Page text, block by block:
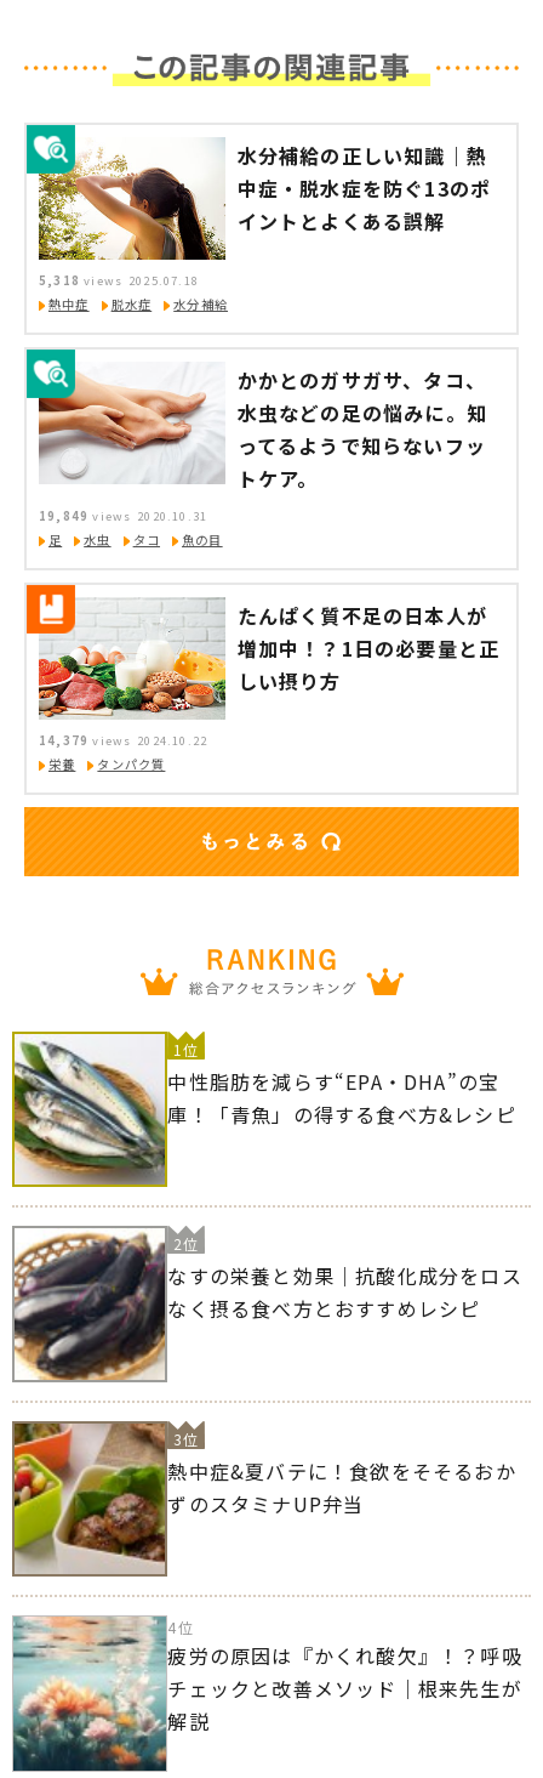
水分補給の正しい知識｜熱
中症・脱水症を防ぐ13のポ
イントとよくある誤解
5,318 views 2025.07.18
熱中症 脱水症 水分補給
かかとのガサガサ、タコ、
水虫などの足の悩みに。知
ってるようで知らないフッ
トケア。
19,849 views 2020.10.31
足 水虫 タコ 魚の目
たんぱく質不足の日本人が
増加中！？1日の必要量と正
しい摂り方
14,379 views 2024.10.22
栄養 タンパク質
1位
中性脂肪を減らす“EPA・DHA”の宝
庫！「青魚」の得する食べ方&レシピ
2位
なすの栄養と効果｜抗酸化成分をロス
なく摂る食べ方とおすすめレシピ
3位
熱中症&夏バテに！食欲をそそるおか
ずのスタミナUP弁当
4位
疲労の原因は『かくれ酸欠』！？呼吸
チェックと改善メソッド｜根来先生が
解説